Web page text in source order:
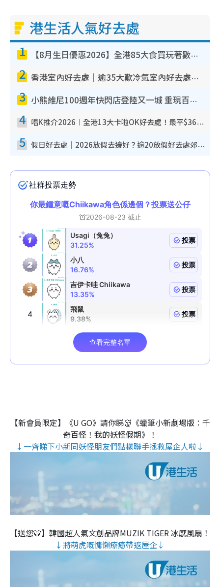
港生活人氣好去處
1 【8月生日優惠2026】全港85大食買玩著數攻略 自助餐/火鍋放題同行免費＋誠品/DONKI送現金券
2 香港室內好去處｜逾35大歎冷氣室內好去處推介 室內活動免費避雨無懼落雨
3 小熊維尼100週年快閃店登陸又一城 重現百畝森林經典場景／獨家限定盲盒登場／專屬DIY香水
4 唱K推介2026︱全港13大卡啦OK好去處！最平$36起 日文K都有！(附地址+收費詳情)
5 假日好去處｜2026放假去邊好？逾20放假好去處郊外/秘景 休閒半日或一日遊
【新會員限定】《U GO》請你睇👹《蠟筆小新劇場版：千
奇百怪！我的妖怪假期》！
↓一齊睇下小新同妖怪朋友們點樣聯手拯救屋企人啦↓
【送您🐯】韓國超人氣文創品牌MUZIK TIGER 冰感風扇！
↓將萌虎嘅慵懶療癒帶返屋企↓